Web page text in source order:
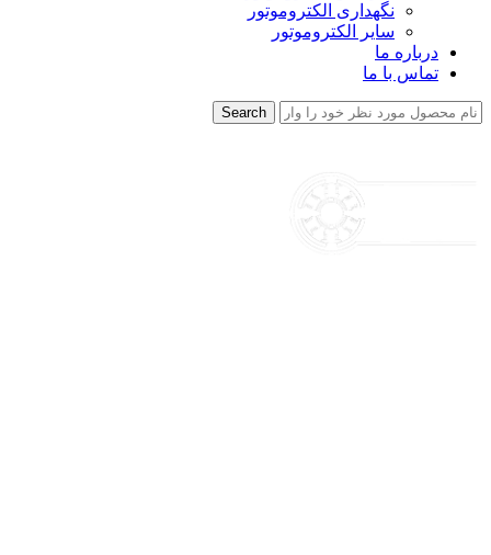
نگهداری الکتروموتور
سایر الکتروموتور
درباره ما
تماس با ما
Search